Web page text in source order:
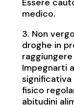
medico.
3. Non
droghe in
Impegnarti
significativa
fisico
abitudini